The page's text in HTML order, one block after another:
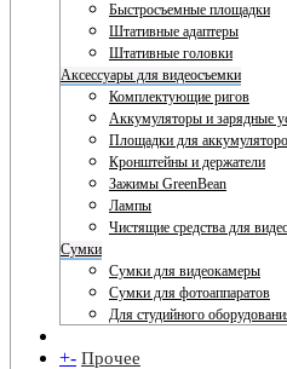
Быстросъемные площадки
Штативные адаптеры
Штативные головки
Аксессуары для видеосъемки
Комплектующие ригов
Аккумуляторы и зарядные
Площадки для
Кронштейны и держатели
Зажимы GreenBean
Лампы
Чистящие средства для
Сумки
Сумки для видеокамеры
Сумки для фотоаппаратов
Для студийного
+- Прочее